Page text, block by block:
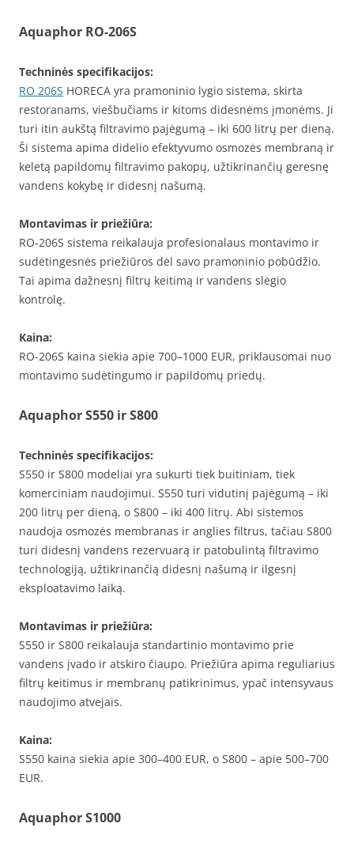
Aquaphor RO-206S
Techninės specifikacijos:
RO 206S HORECA yra pramoninio lygio sistema, skirta
restoranams, viešbučiams ir kitoms didesnėms įmonėms. Ji
turi itin aukštą filtravimo pajėgumą – iki 600 litrų per dieną.
Ši sistema apima didelio efektyvumo osmozės membraną ir
keletą papildomų filtravimo pakopų, užtikrinančių geresnę
vandens kokybę ir didesnį našumą.
Montavimas ir priežiūra:
RO-206S sistema reikalauja profesionalaus montavimo ir
sudėtingesnės priežiūros dėl savo pramoninio pobūdžio.
Tai apima dažnesnį filtrų keitimą ir vandens slėgio
kontrolę.
Kaina:
RO-206S kaina siekia apie 700–1000 EUR, priklausomai nuo
montavimo sudėtingumo ir papildomų priedų.
Aquaphor S550 ir S800
Techninės specifikacijos:
S550 ir S800 modeliai yra sukurti tiek buitiniam, tiek
komerciniam naudojimui. S550 turi vidutinį pajėgumą – iki
200 litrų per dieną, o S800 – iki 400 litrų. Abi sistemos
naudoja osmozės membranas ir anglies filtrus, tačiau S800
turi didesnį vandens rezervuarą ir patobulintą filtravimo
technologiją, užtikrinančią didesnį našumą ir ilgesnį
eksploatavimo laiką.
Montavimas ir priežiūra:
S550 ir S800 reikalauja standartinio montavimo prie
vandens įvado ir atskiro čiaupo. Priežiūra apima reguliarius
filtrų keitimus ir membranų patikrinimus, ypač intensyvaus
naudojimo atvejais.
Kaina:
S550 kaina siekia apie 300–400 EUR, o S800 – apie 500–700
EUR.
Aquaphor S1000